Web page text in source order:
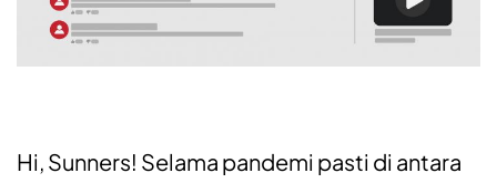
Hi, Sunners! Selama pandemi pasti di antara